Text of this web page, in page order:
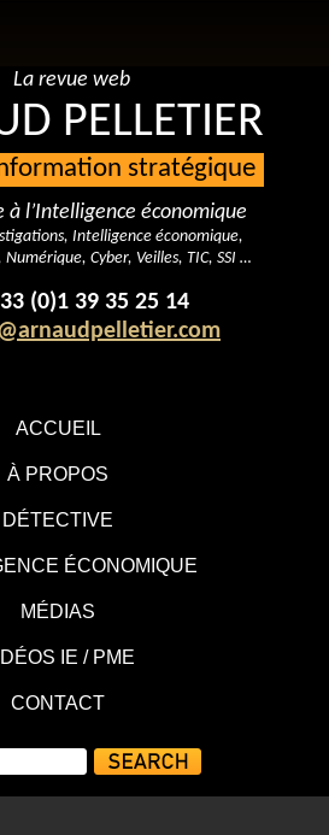
ACCUEIL
À PROPOS
DÉTECTIVE
ÉCONOMIQUE
MÉDIAS
IE / PME
CONTACT
La revue web
PELLETIER
stratégique
à l’Intelligence économique
Intelligence économique,
Cyber, Veilles, TIC, SSI …
(0)1 39 35 25 14